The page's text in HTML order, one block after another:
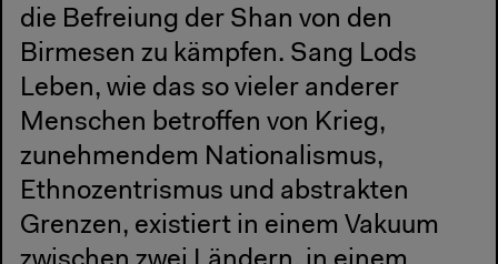
die Befreiung der Shan von den
Birmesen zu kämpfen. Sang Lods
Leben, wie das so vieler anderer
Menschen betroffen von Krieg,
zunehmendem Nationalismus,
Ethnozentrismus und abstrakten
Grenzen, existiert in einem Vakuum